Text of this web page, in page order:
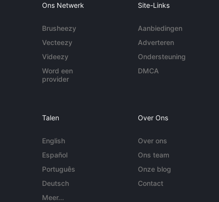
Ons Netwerk
Brusheezy
Vecteezy
Videezy
Word een
provider
Site-Links
Aanbiedingen
Adverteren
Ondersteuning
DMCA
Talen
English
Español
Português
Deutsch
Meer...
Over Ons
Over ons
Ons team
Onze blog
Contact